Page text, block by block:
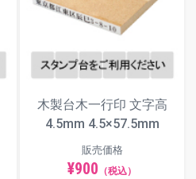
木製台木一行印 文字高
4.5mm 4.5×57.5mm
販売価格
¥900 （税込）